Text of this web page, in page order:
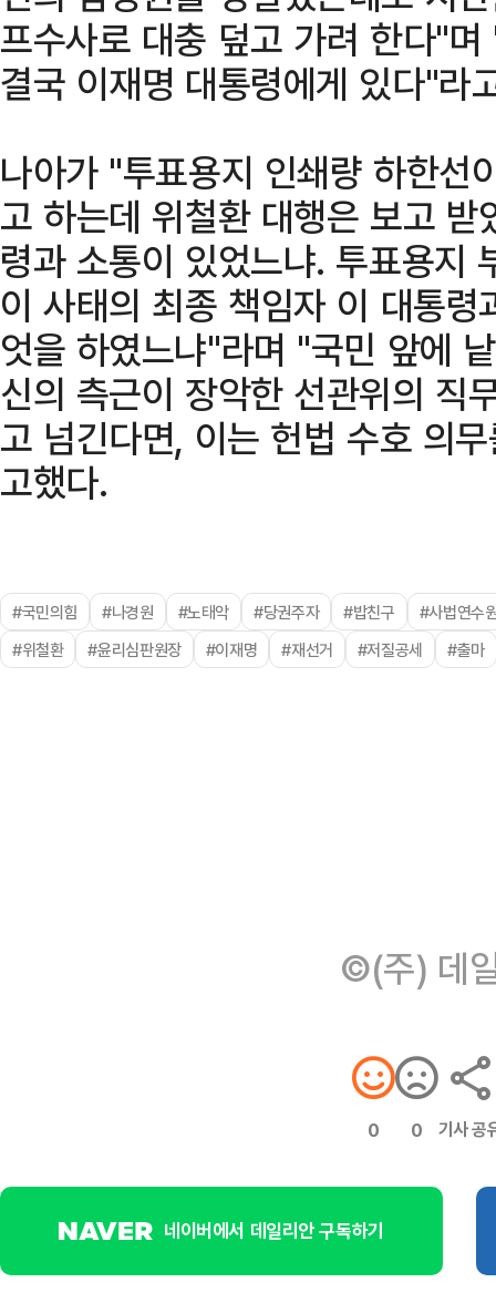
프수사로 대충 덮고 가려 한다"
결국 이재명 대통령에게 있다"라
나아가 "투표용지 인쇄량 하한선
고 하는데 위철환 대행은 보고
령과 소통이 있었느냐. 투표용지
이 사태의 최종 책임자 이 대통
엇을 하였느냐"라며 "국민 앞에
신의 측근이 장악한 선관위의 직
고 넘긴다면, 이는 헌법 수호 의
고했다.
#국민의힘 #나경원 #노태악 #당권주자 #밥친구
#사법연수
#위철환
#윤리심판원장 #이재명 #재선거 #저질공세 #출마
©(주) 데
0 0 기사 공
네이버에서 데일리안 구독하기